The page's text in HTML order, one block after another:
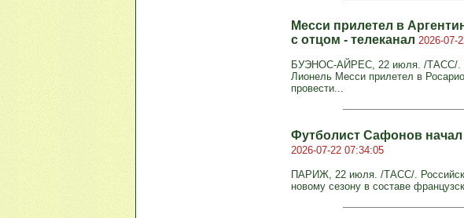
Месси прилетел в
с отцом - телеканал 2026-07-
БУЭНОС-АЙРЕС, 22 июля. /ТАСС/.
Лионель Месси прилетел в
провести...
Футболист Сафонов
2026-07-22 07:34:05
ПАРИЖ, 22 июля. /ТАСС/.
новому сезону в составе